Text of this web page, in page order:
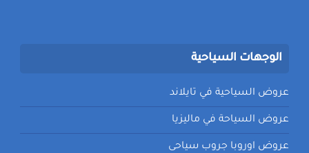
الوجهات السياحية
عروض السياحية في تايلاند
عروض السياحة في ماليزيا
عروض اوروبا جروب سياحى